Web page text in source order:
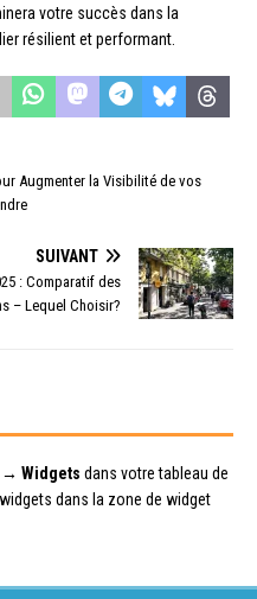
votre succès dans la
résilient et performant.
Augmenter la Visibilité de vos
SUIVANT
: Comparatif des
– Lequel Choisir?
→ Widgets dans votre tableau de
dans la zone de widget